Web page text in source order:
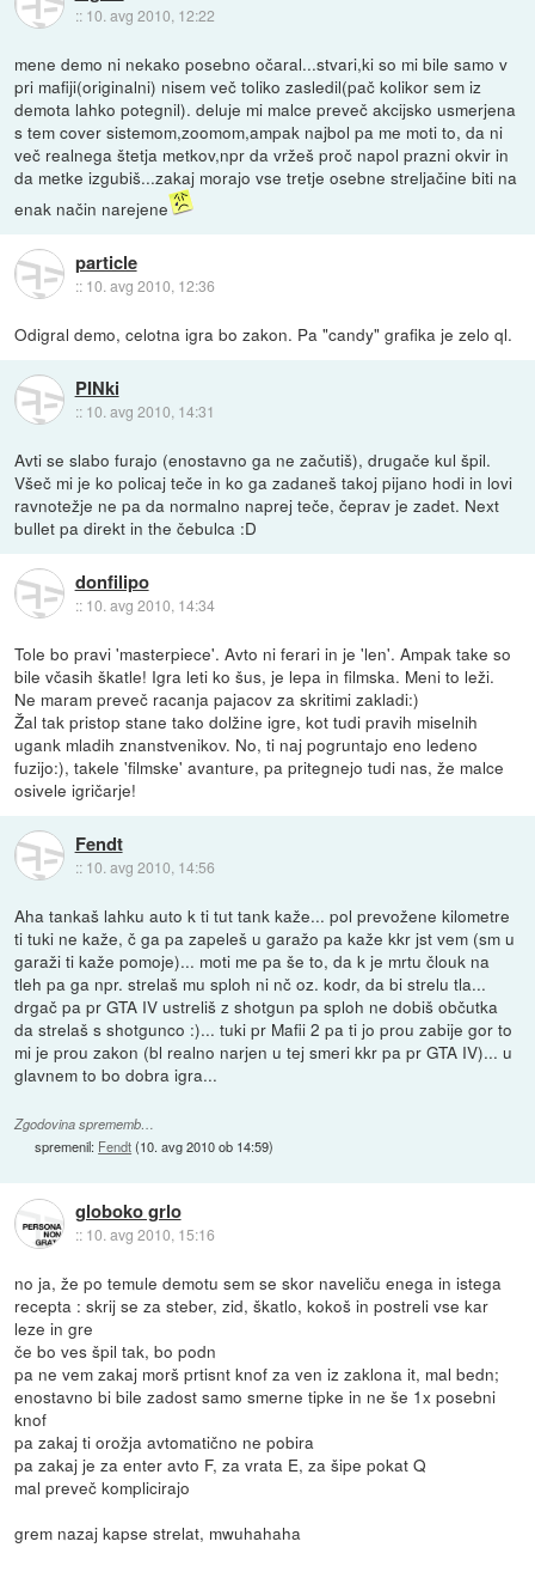
:: 10. avg 2010, 12:22
mene demo ni nekako posebno očaral...stvari,ki so mi bile samo v
pri mafiji(originalni) nisem več toliko zasledil(pač kolikor sem iz
demota lahko potegnil). deluje mi malce preveč akcijsko usmerjena
s tem cover sistemom,zoomom,ampak najbol pa me moti to, da ni
več realnega štetja metkov,npr da vržeš proč napol prazni okvir in
da metke izgubiš...zakaj morajo vse tretje osebne streljačine biti na
enak način narejene
particle
:: 10. avg 2010, 12:36
Odigral demo, celotna igra bo zakon. Pa "candy" grafika je zelo ql.
PINki
:: 10. avg 2010, 14:31
Avti se slabo furajo (enostavno ga ne začutiš), drugače kul špil.
Všeč mi je ko policaj teče in ko ga zadaneš takoj pijano hodi in lovi
ravnotežje ne pa da normalno naprej teče, čeprav je zadet. Next
bullet pa direkt in the čebulca :D
donfilipo
:: 10. avg 2010, 14:34
Tole bo pravi 'masterpiece'. Avto ni ferari in je 'len'. Ampak take so
bile včasih škatle! Igra leti ko šus, je lepa in filmska. Meni to leži.
Ne maram preveč racanja pajacov za skritimi zakladi:)
Žal tak pristop stane tako dolžine igre, kot tudi pravih miselnih
ugank mladih znanstvenikov. No, ti naj pogruntajo eno ledeno
fuzijo:), takele 'filmske' avanture, pa pritegnejo tudi nas, že malce
osivele igričarje!
Fendt
:: 10. avg 2010, 14:56
Aha tankaš lahku auto k ti tut tank kaže... pol prevožene kilometre
ti tuki ne kaže, č ga pa zapeleš u garažo pa kaže kkr jst vem (sm u
garaži ti kaže pomoje)... moti me pa še to, da k je mrtu člouk na
tleh pa ga npr. strelaš mu sploh ni nč oz. kodr, da bi strelu tla...
drgač pa pr GTA IV ustreliš z shotgun pa sploh ne dobiš občutka
da strelaš s shotgunco :)... tuki pr Mafii 2 pa ti jo prou zabije gor to
mi je prou zakon (bl realno narjen u tej smeri kkr pa pr GTA IV)... u
glavnem to bo dobra igra...
Zgodovina sprememb…
spremenil: Fendt(10. avg 2010 ob 14:59)
globoko grlo
:: 10. avg 2010, 15:16
no ja, že po temule demotu sem se skor naveliču enega in istega
recepta : skrij se za steber, zid, škatlo, kokoš in postreli vse kar
leze in gre
če bo ves špil tak, bo podn
pa ne vem zakaj morš prtisnt knof za ven iz zaklona it, mal bedn;
enostavno bi bile zadost samo smerne tipke in ne še 1x posebni
knof
pa zakaj ti orožja avtomatično ne pobira
pa zakaj je za enter avto F, za vrata E, za šipe pokat Q
mal preveč komplicirajo
grem nazaj kapse strelat, mwuhahaha